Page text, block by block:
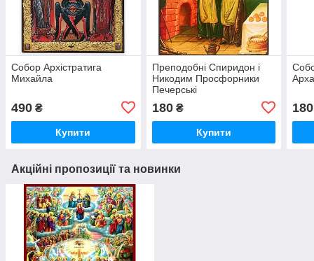
Собор Архістратига
Михайла
490 ₴
Купити
Преподобні Спиридон і
Никодим Просфорники
Печерські
180₴
Купити
180
Акційні пропозиції та новинки